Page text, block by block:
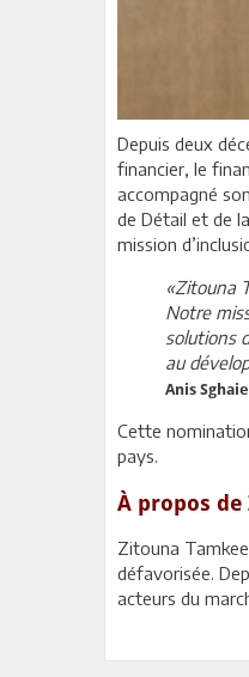
Depuis deux
financier, le
accompagné
de Détail et de
mission
«Zitouna
Notre
solutions
au
Anis
Cette
pays.
À propos
Zitouna
défavorisée.
acteurs du